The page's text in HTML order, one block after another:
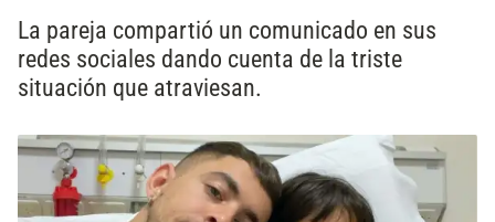
La pareja compartió un comunicado en sus
redes sociales dando cuenta de la triste
situación que atraviesan.